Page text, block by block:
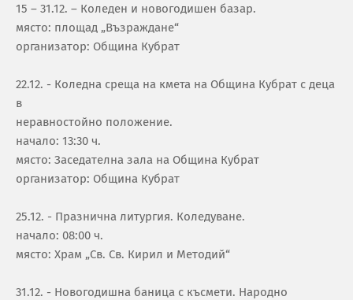
15 – 31.12. – Коледен и новогодишен базар.
място: площад „Възраждане“
организатор: Община Кубрат
22.12. - Коледна среща на кмета на Община Кубрат с деца
в
неравностойно положение.
начало: 13:30 ч.
място: Заседателна зала на Община Кубрат
организатор: Община Кубрат
25.12. - Празнична литургия. Коледуване.
начало: 08:00 ч.
място: Храм „Св. Св. Кирил и Методий“
31.12. - Новогодишна баница с късмети. Народно